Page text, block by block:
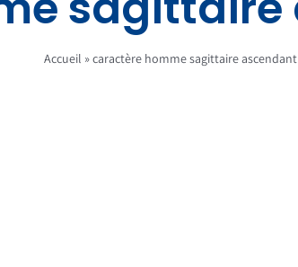
Accueil »caractère homme sagittaire